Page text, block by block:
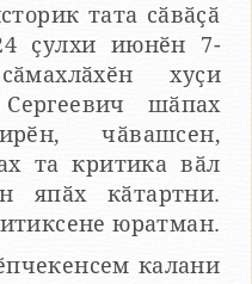
тата сӑвӑҫӑ
ҫулхи июнӗн 7-
хуҫи
шӑпах
чӑвашсен,
та критика вӑл
япӑх кӑтартни.
юратман.
калани